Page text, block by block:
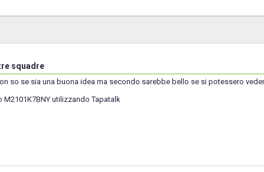
squadre
so se sia una buona idea ma secondo sarebbe bello se si potessero
M2101K7BNY utilizzando Tapatalk